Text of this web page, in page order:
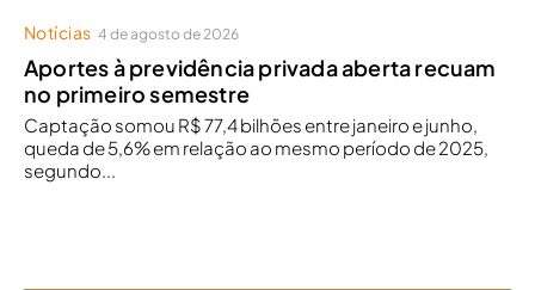
Notícias 4 de agosto de 2026
Aportes à previdência privada aberta recuam
no primeiro semestre
Captação somou R$ 77,4 bilhões entre janeiro e junho,
queda de 5,6% em relação ao mesmo período de 2025,
segundo...